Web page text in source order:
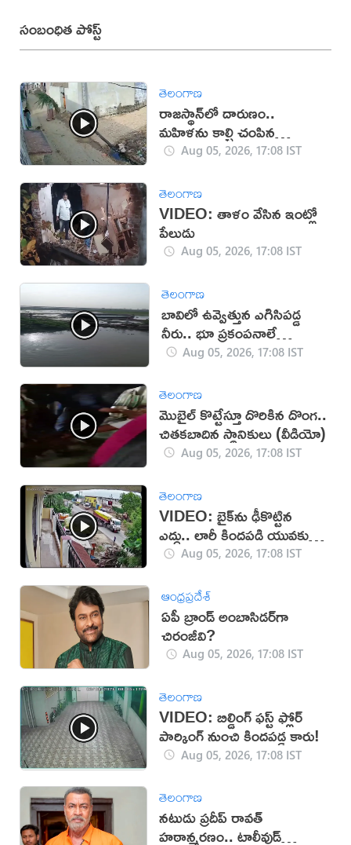
సంబంధిత పోస్ట్
తెలంగాణ
రాజస్థాన్‌లో దారుణం..
మహిళను కాల్చి చంపిన
యువకుడు (వీడియో)
Aug 05, 2026, 17:08 IST
తెలంగాణ
VIDEO: తాళం వేసిన ఇంట్లో
పేలుడు
Aug 05, 2026, 17:08 IST
తెలంగాణ
బావిలో ఉవ్వెత్తున ఎగిసిపడ్డ
నీరు.. భూ ప్రకంపనాలే
కారణమా?
Aug 05, 2026, 17:08 IST
తెలంగాణ
మొబైల్ కొట్టేస్తూ దొరికిన దొంగ..
చితకబాదిన స్థానికులు (వీడియో)
Aug 05, 2026, 17:08 IST
తెలంగాణ
VIDEO: బైక్‌ను ఢీకొట్టిన
ఎద్దు.. లారీ కిందపడి యువకుడు
మృతి!Aug 05, 2026, 17:08 IST
ఆంధ్రప్రదేశ్
ఏపీ బ్రాండ్ అంబాసిడర్‌గా
చిరంజీవి?
Aug 05, 2026, 17:08 IST
తెలంగాణ
VIDEO: బిల్డింగ్ ఫస్ట్ ఫ్లోర్
పార్కింగ్ నుంచి కిందపడ్డ కారు!
Aug 05, 2026, 17:08 IST
తెలంగాణ
నటుడు ప్రదీప్ రావత్
హఠాన్మరణం.. టాలీవుడ్